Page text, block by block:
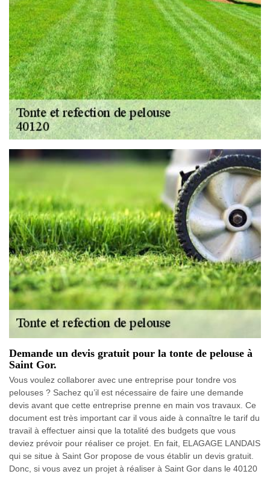
Demande un devis gratuit pour la tonte de pelouse à
Saint Gor.
Vous voulez collaborer avec une entreprise pour tondre vos
pelouses ? Sachez qu’il est nécessaire de faire une demande
devis avant que cette entreprise prenne en main vos travaux. Ce
document est très important car il vous aide à connaître le tarif du
travail à effectuer ainsi que la totalité des budgets que vous
deviez prévoir pour réaliser ce projet. En fait, ELAGAGE LANDAIS
qui se situe à Saint Gor propose de vous établir un devis gratuit.
Donc, si vous avez un projet à réaliser à Saint Gor dans le 40120